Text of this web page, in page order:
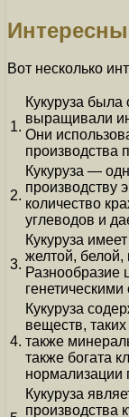
Вот несколько
1.
Кукуруза была
выращивали
Они
производства
2.
Кукуруза —
производству
количество
углеводов и
3.
Кукуруза
желтой, белой,
Разнообразие
4.
Кукуруза
веществ,
также
также богата
нормализации
Кукуруза
производства